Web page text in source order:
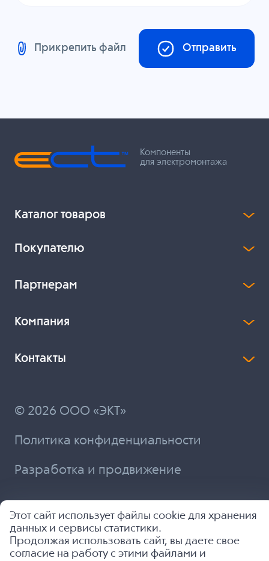
Прикрепить файл Отправить
Компоненты
для электромонтажа
Каталог товаров
Покупателю
Партнерам
Компания
Контакты
© 2026 ООО «ЭКТ»
Политика конфиденциальности
Разработка и продвижение
Этот сайт использует файлы cookie для хранения
данных и сервисы статистики.
Продолжая использовать сайт, вы даете свое
согласие на работу с этими файлами и